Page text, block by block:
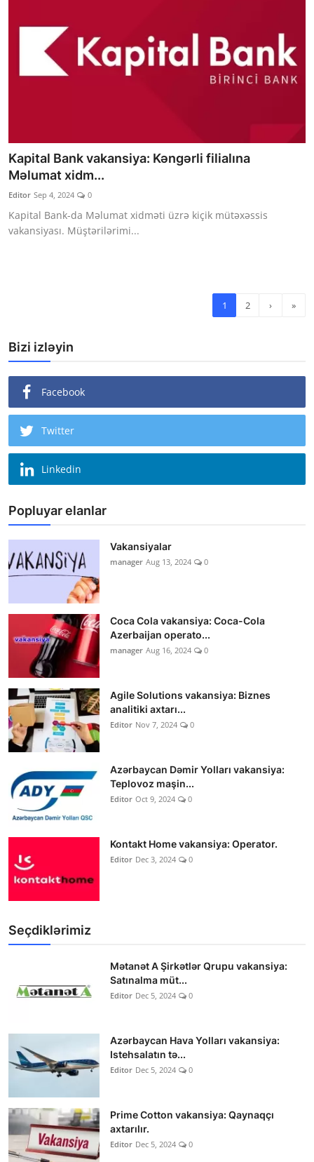
Kapital Bank vakansiya: Kəngərli filialına
Məlumat xidm...
Editor Sep 4, 2024 0
Kapital Bank-da Məlumat xidməti üzrə kiçik mütəxəssis
vakansiyası. Müştərilərimi...
1 2 › »
Bizi izləyin
Facebook
Twitter
Linkedin
Popluyar elanlar
Vakansiyalar
manager Aug 13, 2024 0
Coca Cola vakansiya: Coca-Cola
Azerbaijan operato...
manager Aug 16, 2024 0
Agile Solutions vakansiya: Biznes
analitiki axtarı...
Editor Nov 7, 2024 0
Azərbaycan Dəmir Yolları vakansiya:
Teplovoz maşin...
Editor Oct 9, 2024 0
Kontakt Home vakansiya: Operator.
Editor Dec 3, 2024 0
Seçdiklərimiz
Mətanət A Şirkətlər Qrupu vakansiya:
Satınalma müt...
Editor Dec 5, 2024 0
Azərbaycan Hava Yolları vakansiya:
Istehsalatın tə...
Editor Dec 5, 2024 0
Prime Cotton vakansiya: Qaynaqçı
axtarılır.
Editor Dec 5, 2024 0